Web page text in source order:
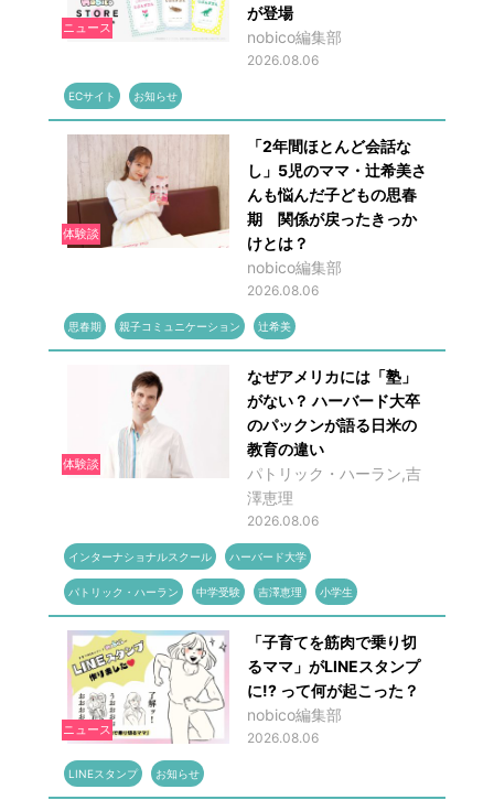
ニュース
が登場
nobico編集部
2026.08.06
ECサイト お知らせ
体験談
「2年間ほとんど会話な
し」5児のママ・辻希美さ
んも悩んだ子どもの思春
期 関係が戻ったきっか
けとは？
nobico編集部
2026.08.06
思春期 親子コミュニケーション 辻希美
体験談
なぜアメリカには「塾」
がない？ ハーバード大卒
のパックンが語る日米の
教育の違い
パトリック・ハーラン,吉
澤恵理
2026.08.06
インターナショナルスクール ハーバード大学
パトリック・ハーラン 中学受験 吉澤恵理 小学生
ニュース
「子育てを筋肉で乗り切
るママ」がLINEスタンプ
に!? って何が起こった？
nobico編集部
2026.08.06
LINEスタンプ お知らせ